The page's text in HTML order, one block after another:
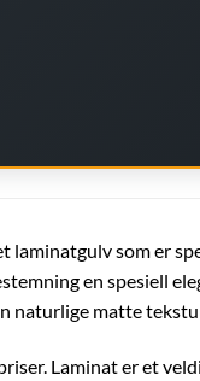
som er
en spesiell
naturlige matte
Laminat er et